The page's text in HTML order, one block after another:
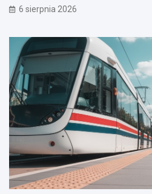
6 sierpnia 2026